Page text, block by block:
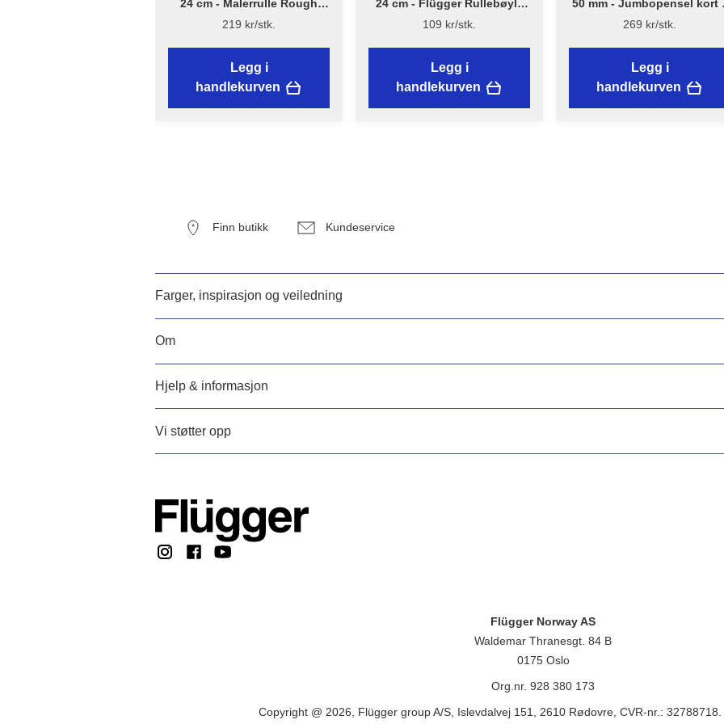
24 cm - Malerrulle Rough
Quick – Flügger Excellence
219 kr/stk.
Legg i
handlekurven
24 cm - Flügger Rullebøyle
kort - NYTT DESIGN
109 kr/stk.
Legg i
handlekurven
50 mm - Jumbopensel kort
Flügger Excellence
269 kr/stk.
Legg i
handlekurven
Finn butikk Kundeservice
Farger, inspirasjon og veiledning
Om
Hjelp & informasjon
Vi støtter opp
Flügger Norway AS
Waldemar Thranesgt. 84 B
0175 Oslo
Org.nr. 928 380 173
Copyright @ 2026, Flügger group A/S, Islevdalvej 151, 2610 Rødovre, CVR-nr.: